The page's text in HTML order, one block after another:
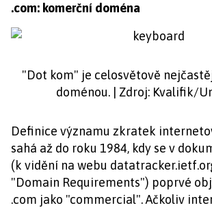
.com: komerční doména
"Dot kom" je celosvětově
doménou. | Zdroj: Kvalifik/
Definice významu zkratek
sahá až do roku 1984, kdy se v
(k vidění na webu
"Domain Requirements") poprvé
.com jako "commercial". Ačkoliv